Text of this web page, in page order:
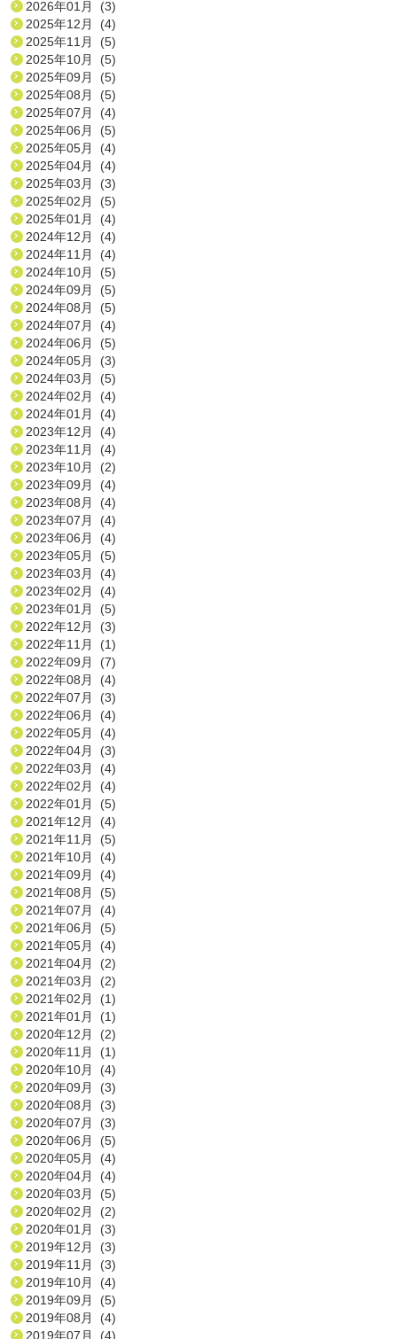
2026年01月 (3)
2025年12月 (4)
2025年11月 (5)
2025年10月 (5)
2025年09月 (5)
2025年08月 (5)
2025年07月 (4)
2025年06月 (5)
2025年05月 (4)
2025年04月 (4)
2025年03月 (3)
2025年02月 (5)
2025年01月 (4)
2024年12月 (4)
2024年11月 (4)
2024年10月 (5)
2024年09月 (5)
2024年08月 (5)
2024年07月 (4)
2024年06月 (5)
2024年05月 (3)
2024年03月 (5)
2024年02月 (4)
2024年01月 (4)
2023年12月 (4)
2023年11月 (4)
2023年10月 (2)
2023年09月 (4)
2023年08月 (4)
2023年07月 (4)
2023年06月 (4)
2023年05月 (5)
2023年03月 (4)
2023年02月 (4)
2023年01月 (5)
2022年12月 (3)
2022年11月 (1)
2022年09月 (7)
2022年08月 (4)
2022年07月 (3)
2022年06月 (4)
2022年05月 (4)
2022年04月 (3)
2022年03月 (4)
2022年02月 (4)
2022年01月 (5)
2021年12月 (4)
2021年11月 (5)
2021年10月 (4)
2021年09月 (4)
2021年08月 (5)
2021年07月 (4)
2021年06月 (5)
2021年05月 (4)
2021年04月 (2)
2021年03月 (2)
2021年02月 (1)
2021年01月 (1)
2020年12月 (2)
2020年11月 (1)
2020年10月 (4)
2020年09月 (3)
2020年08月 (3)
2020年07月 (3)
2020年06月 (5)
2020年05月 (4)
2020年04月 (4)
2020年03月 (5)
2020年02月 (2)
2020年01月 (3)
2019年12月 (3)
2019年11月 (3)
2019年10月 (4)
2019年09月 (5)
2019年08月 (4)
2019年07月 (4)